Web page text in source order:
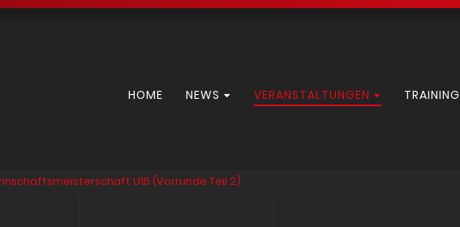
Navigation
HOME NEWS VERANSTALTUNGEN TRAINING
U15 (Vorrunde Teil 2)